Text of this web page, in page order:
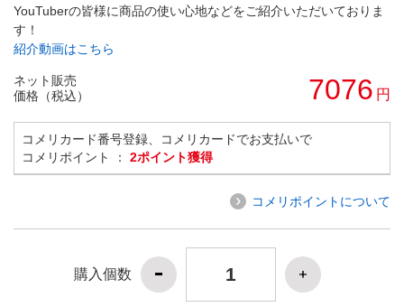
YouTuberの皆様に商品の使い心地などをご紹介いただいておりま
す！
紹介動画はこちら
ネット販売
価格（税込）
7076 円
コメリカード番号登録、コメリカードでお支払いで
コメリポイント ： 2ポイント獲得
コメリポイントについて
購入個数